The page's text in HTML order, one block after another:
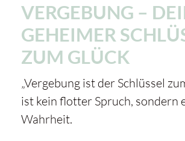
VERGEBUNG –
GEHEIMER
ZUM GLÜCK
„Vergebung ist der Schlüssel
ist kein flotter Spruch, sondern
Wahrheit.